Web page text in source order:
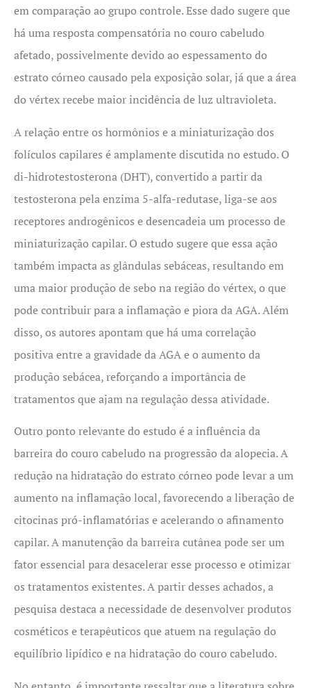
em comparação ao grupo controle. Esse dado sugere que
há uma resposta compensatória no couro cabeludo
afetado, possivelmente devido ao espessamento do
estrato córneo causado pela exposição solar, já que a área
do vértex recebe maior incidência de luz ultravioleta.
A relação entre os hormônios e a miniaturização dos
folículos capilares é amplamente discutida no estudo. O
di-hidrotestosterona (DHT), convertido a partir da
testosterona pela enzima 5-alfa-redutase, liga-se aos
receptores androgênicos e desencadeia um processo de
miniaturização capilar. O estudo sugere que essa ação
também impacta as glândulas sebáceas, resultando em
uma maior produção de sebo na região do vértex, o que
pode contribuir para a inflamação e piora da AGA. Além
disso, os autores apontam que há uma correlação
positiva entre a gravidade da AGA e o aumento da
produção sebácea, reforçando a importância de
tratamentos que ajam na regulação dessa atividade.
Outro ponto relevante do estudo é a influência da
barreira do couro cabeludo na progressão da alopecia. A
redução na hidratação do estrato córneo pode levar a um
aumento na inflamação local, favorecendo a liberação de
citocinas pró-inflamatórias e acelerando o afinamento
capilar. A manutenção da barreira cutânea pode ser um
fator essencial para desacelerar esse processo e otimizar
os tratamentos existentes. A partir desses achados, a
pesquisa destaca a necessidade de desenvolver produtos
cosméticos e terapêuticos que atuem na regulação do
equilíbrio lipídico e na hidratação do couro cabeludo.